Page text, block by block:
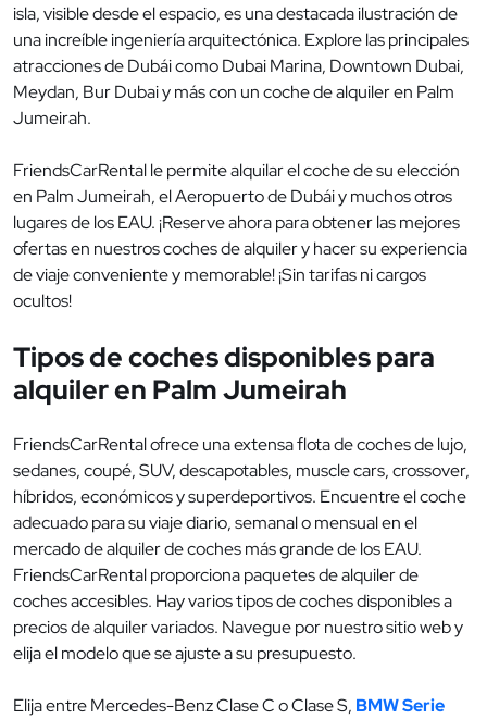
isla, visible desde el espacio, es una destacada ilustración de
una increíble ingeniería arquitectónica. Explore las principales
atracciones de Dubái como Dubai Marina, Downtown Dubai,
Meydan, Bur Dubai y más con un coche de alquiler en Palm
Jumeirah.
FriendsCarRental le permite alquilar el coche de su elección
en Palm Jumeirah, el Aeropuerto de Dubái y muchos otros
lugares de los EAU. ¡Reserve ahora para obtener las mejores
ofertas en nuestros coches de alquiler y hacer su experiencia
de viaje conveniente y memorable! ¡Sin tarifas ni cargos
ocultos!
Tipos de coches disponibles para
alquiler en Palm Jumeirah
FriendsCarRental ofrece una extensa flota de coches de lujo,
sedanes, coupé, SUV, descapotables, muscle cars, crossover,
híbridos, económicos y superdeportivos. Encuentre el coche
adecuado para su viaje diario, semanal o mensual en el
mercado de alquiler de coches más grande de los EAU.
FriendsCarRental proporciona paquetes de alquiler de
coches accesibles. Hay varios tipos de coches disponibles a
precios de alquiler variados. Navegue por nuestro sitio web y
elija el modelo que se ajuste a su presupuesto.
Elija entre Mercedes-Benz Clase C o Clase S, BMW Serie